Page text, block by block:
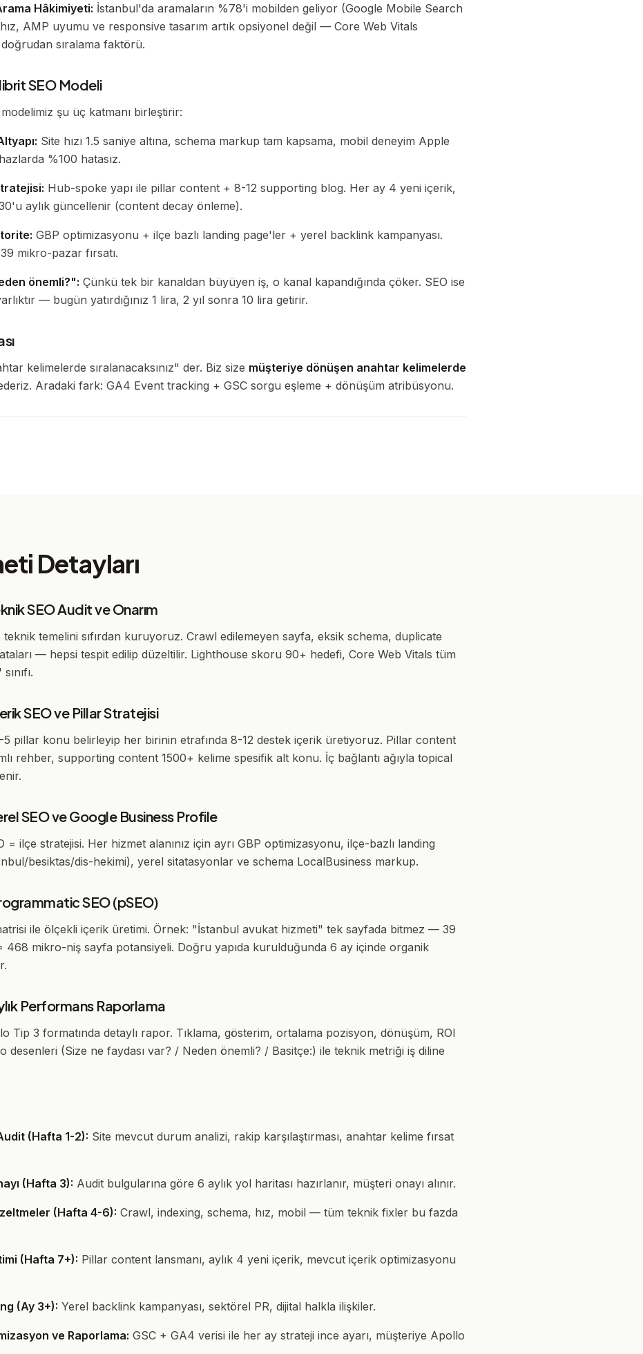
Hâkimiyeti: İstanbul'da aramaların %78'i mobilden geliyor (Google Mobile Search
AMP uyumu ve responsive tasarım artık opsiyonel değil — Core Web Vitals
sıralama faktörü.
SEO Modeli
şu üç katmanı birleştirir:
Site hızı 1.5 saniye altına, schema markup tam kapsama, mobil deneyim Apple
%100 hatasız.
Hub-spoke yapı ile pillar content + 8-12 supporting blog. Her ay 4 yeni içerik,
aylık güncellenir (content decay önleme).
GBP optimizasyonu + ilçe bazlı landing page'ler + yerel backlink kampanyası.
mikro-pazar fırsatı.
önemli?": Çünkü tek bir kanaldan büyüyen iş, o kanal kapandığında çöker. SEO ise
— bugün yatırdığınız 1 lira, 2 yıl sonra 10 lira getirir.
kelimelerde sıralanacaksınız" der. Biz size müşteriye dönüşen anahtar kelimelerde
Aradaki fark: GA4 Event tracking + GSC sorgu eşleme + dönüşüm atribüsyonu.
Detayları
SEO Audit ve Onarım
temelini sıfırdan kuruyoruz. Crawl edilemeyen sayfa, eksik schema, duplicate
— hepsi tespit edilip düzeltilir. Lighthouse skoru 90+ hedefi, Core Web Vitals tüm
SEO ve Pillar Stratejisi
pillar konu belirleyip her birinin etrafında 8-12 destek içerik üretiyoruz. Pillar content
rehber, supporting content 1500+ kelime spesifik alt konu. İç bağlantı ağıyla topical
SEO ve Google Business Profile
= ilçe stratejisi. Her hizmet alanınız için ayrı GBP optimizasyonu, ilçe-bazlı landing
besiktas/dis-hekimi), yerel sitatasyonlar ve schema LocalBusiness markup.
SEO (pSEO)
ile ölçekli içerik üretimi. Örnek: "İstanbul avukat hizmeti" tek sayfada bitmez — 39
468 mikro-niş sayfa potansiyeli. Doğru yapıda kurulduğunda 6 ay içinde organik
Performans Raporlama
Tip 3 formatında detaylı rapor. Tıklama, gösterim, ortalama pozisyon, dönüşüm, ROI
(Size ne faydası var? / Neden önemli? / Basitçe:) ile teknik metriği iş diline
(Hafta 1-2): Site mevcut durum analizi, rakip karşılaştırması, anahtar kelime fırsat
(Hafta 3): Audit bulgularına göre 6 aylık yol haritası hazırlanır, müşteri onayı alınır.
(Hafta 4-6): Crawl, indexing, schema, hız, mobil — tüm teknik fixler bu fazda
(Hafta 7+): Pillar content lansmanı, aylık 4 yeni içerik, mevcut içerik optimizasyonu
(Ay 3+): Yerel backlink kampanyası, sektörel PR, dijital halkla ilişkiler.
ve Raporlama: GSC + GA4 verisi ile her ay strateji ince ayarı, müşteriye Apollo